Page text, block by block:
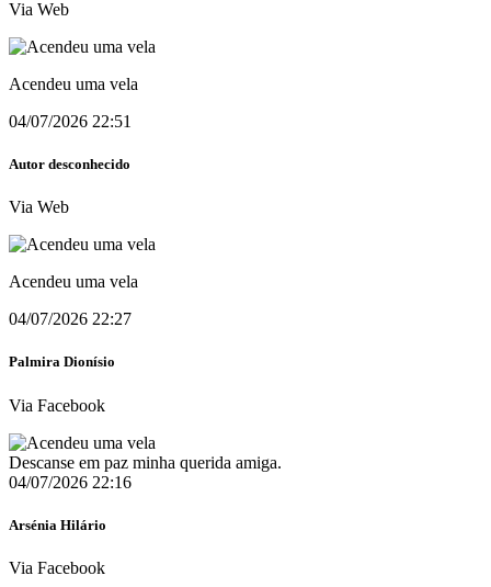
Via Web
Acendeu uma vela
04/07/2026 22:51
Autor desconhecido
Via Web
Acendeu uma vela
04/07/2026 22:27
Palmira Dionísio
Via Facebook
Descanse em paz minha querida amiga.
04/07/2026 22:16
Arsénia Hilário
Via Facebook